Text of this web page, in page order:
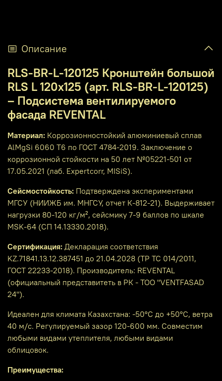
Описание
RLS-BR-L-120125 Кронштейн большой
RLS L 120x125 (арт. RLS-BR-L-120125)
– Подсистема вентилируемого
фасада REVENTAL
Материал: Коррозионностойкий алюминиевый сплав
AlMgSi 6060 T6 по ГОСТ 4784-2019. Заключение о
коррозионной стойкости на 50 лет №05221-501 от
17.05.2021 (лаб. Expertcorr, MISiS).
Сейсмостойкость: Подтверждена экспериментами
МГСУ (НИИЖБ им. МНГСУ, отчет К-812-21). Выдерживает
нагрузки 80-120 кг/м², сейсмику 7-9 баллов по шкале
MSK-64 (СП 14.13330.2018).
Сертификация: Декларация соответствия
KZ.71841.13.12.387451 до 21.04.2028 (ТР ТС 014/2011,
ГОСТ 22233-2018). Производитель: REVENTAL
(официальный представитеть в РК - ТОО "VENTFASAD
24").
Идеален для климата Казахстана: -50°C до +50°C, ветра
40 м/с. Регулируемый зазор 120-600 мм. Совместим
любыми видами утеплителя, любыми видами
облицовок.
Преимущества: